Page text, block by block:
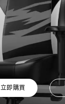
立即購買